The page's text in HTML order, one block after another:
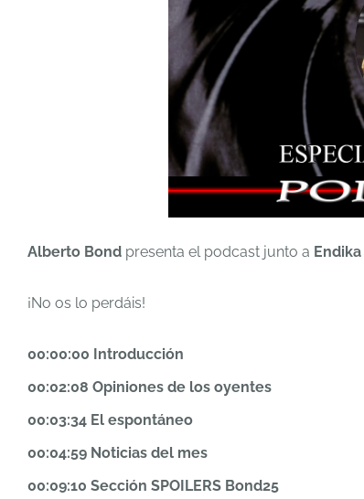
Alberto Bond presenta el podcast junto a Endika
¡No os lo perdáis!
00:00:00 Introducción
00:02:08 Opiniones de los oyentes
00:03:34 El espontáneo
00:04:59 Noticias del mes
00:09:10 Sección SPOILERS Bond25